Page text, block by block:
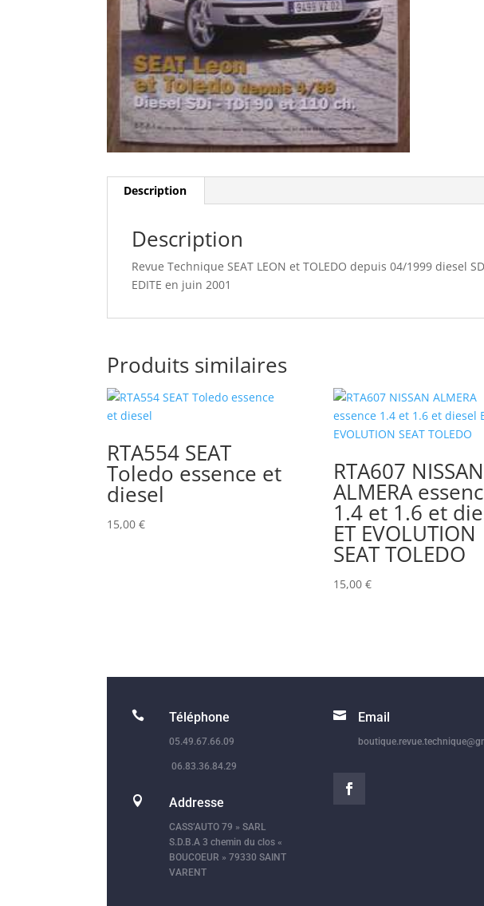
Description
Description
Revue Technique SEAT LEON et TOLEDO depuis 04/1999 diesel
EDITE en juin 2001
Produits similaires
RTA554 SEAT
Toledo essence et
diesel
15,00€
RTA607 NISSAN
ALMERA
1.4 et 1.6 et
ET EVOLUTION
SEAT TOLEDO
15,00 €
 Téléphone
05.49.67.66.09
06.83.36.84.29
 Addresse
CASS’AUTO 79 » SARL
S.D.B.A 3 chemin du clos «
BOUCOEUR » 79330 SAINT
VARENT
 Email